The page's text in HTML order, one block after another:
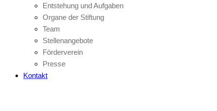
Entstehung und Aufgaben
Organe der Stiftung
Team
Stellenangebote
Förderverein
Presse
Kontakt